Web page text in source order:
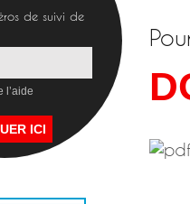
de suivi de
l’aide